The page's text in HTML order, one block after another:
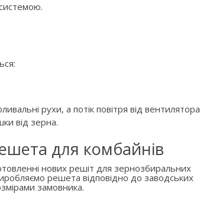
рухи, а потік повітря від вентилятора
від зерна.
для комбайнів
нових решіт для зернозбиральних
решета відповідно до заводських
замовника.